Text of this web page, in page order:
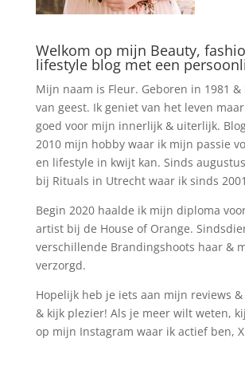
Welkom op mijn Beauty,
lifestyle blog met een
Mijn naam is Fleur. Geboren in 1981 &
van geest. Ik geniet van het leven
goed voor mijn innerlijk & uiterlijk.
2010 mijn hobby waar ik mijn passie
en lifestyle in kwijt kan. Sinds
bij Rituals in Utrecht waar ik sinds
Begin 2020 haalde ik mijn diploma
artist bij de House of Orange.
verschillende Brandingshoots haar &
verzorgd.
Hopelijk heb je iets aan mijn reviews &
& kijk plezier! Als je meer wilt weten,
op mijn Instagram waar ik actief ben,